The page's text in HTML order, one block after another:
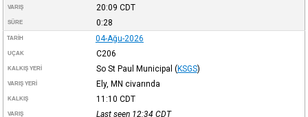
VARIŞ 20:09 CDT
SÜRE 0:28
TARIH 04-Ağu-2026
UÇAK C206
KALKIŞ YERI So St Paul Municipal (KSGS)
VARIŞ YERI Ely, MN civarında
KALKIŞ 11:10 CDT
VARIŞ Last seen 12:34 CDT